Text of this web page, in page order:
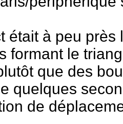
était à peu
formant le
que des
quelques
de